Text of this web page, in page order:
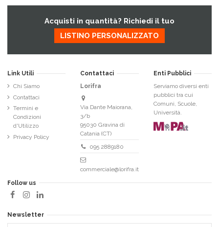
Acquisti in quantità? Richiedi il tuo
LISTINO PERSONALIZZATO
Link Utili
Chi Siamo
Contattaci
Termini e
Condizioni
d'Utilizzo
Privacy Policy
Contattaci
Lorifra
Via Dante Maiorana,
3/b
95030 Gravina di
Catania (CT)
095 2889180
commerciale@lorifra.it
Enti Pubblici
Serviamo diversi enti
pubblici tra cui
Comuni, Scuole,
Università.
Follow us
Newsletter